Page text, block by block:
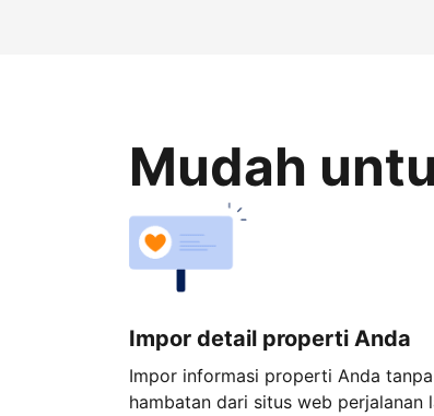
Mudah
Impor detail properti Anda
Impor informasi properti Anda tanpa
hambatan dari situs web perjalanan